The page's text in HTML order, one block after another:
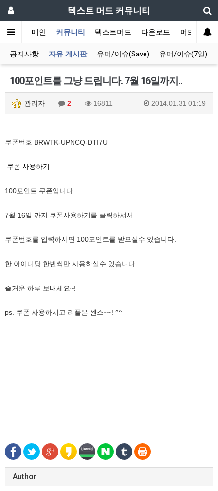
텍스트 머드 커뮤니티
메인 커뮤니티 텍스트머드 다운로드 머드 잡담
공지사항 자유 게시판 유머/이슈(Save) 유머/이슈(7일)
100포인트를 그냥 드립니다. 7월 16일까지..
관리자 2 16811 2014.01.31 01:19
쿠폰번호 BRWTK-UPNCQ-DTI7U
쿠폰 사용하기
100포인트 쿠폰입니다..
7월 16일 까지 쿠폰사용하기를 클릭하셔서
쿠폰번호를 입력하시면 100포인트를 받으실수 있습니다.
한 아이디당 한번씩만 사용하실수 있습니다.
즐거운 하루 보내세요~!
ps. 쿠폰 사용하시고 리플은 센스~~! ^^
Author